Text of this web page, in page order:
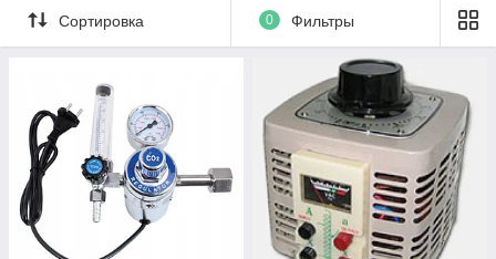
Сортировка 0 Фильтры